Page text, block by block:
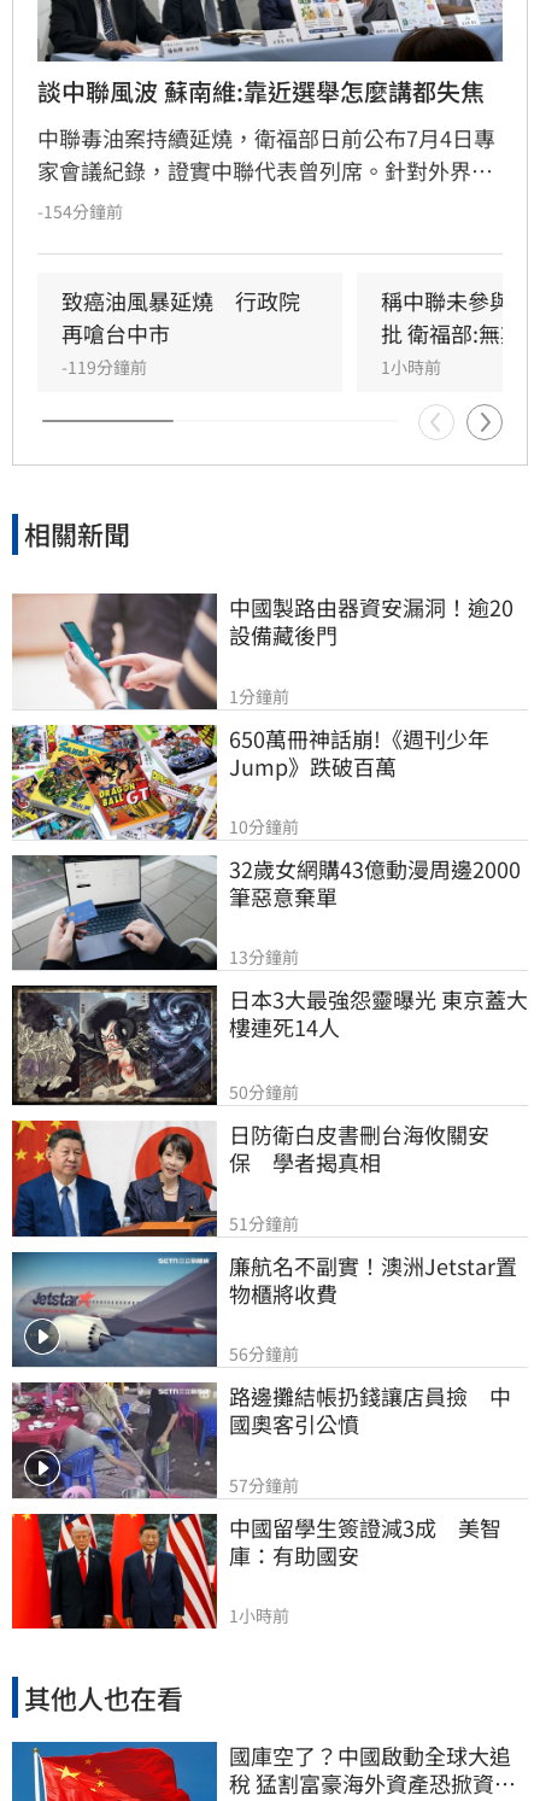
談中聯風波 蘇南維:靠近選舉怎麼講都失焦
中聯毒油案持續延燒，衛福部日前公布7月4日專
家會議紀錄，證實中聯代表曾列席。針對外界質
疑，與會的台大教授蘇南維還原現場，強調專家
演變為政治議題，並解釋當初主張「20%下架標
準」是基於營養標示的務實考量。（記者：簡浩
正）
-154分鐘前
致癌油風暴延燒　行政院
再嗆台中市
-119分鐘前
稱中聯未參與
批 衛福部:無欺
1小時前
相關新聞
中國製路由器資安漏洞！逾20
設備藏後門
1分鐘前
650萬冊神話崩!《週刊少年
Jump》跌破百萬
10分鐘前
32歲女網購43億動漫周邊2000
筆惡意棄單
13分鐘前
日本3大最強怨靈曝光 東京蓋大
樓連死14人
50分鐘前
日防衛白皮書刪台海攸關安
保　學者揭真相
51分鐘前
廉航名不副實！澳洲Jetstar置
物櫃將收費
56分鐘前
路邊攤結帳扔錢讓店員撿　中
國奧客引公憤
57分鐘前
中國留學生簽證減3成　美智
庫：有助國安
1小時前
其他人也在看
國庫空了？中國啟動全球大追
稅 猛割富豪海外資產恐掀資金